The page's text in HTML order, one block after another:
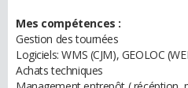
Mes compétences :
Gestion des tournées
Logiciels: WMS (CJM), GEOLOC
Achats techniques